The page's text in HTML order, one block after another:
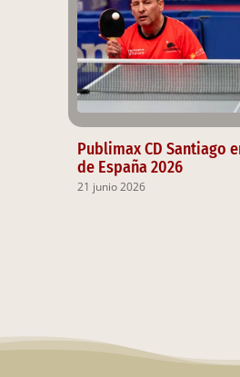
Publimax CD Santiago
de España 2026
21 junio 2026